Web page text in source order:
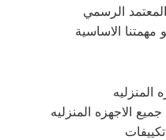
الرسمي
المنزليه
الاجهزه المنزليه